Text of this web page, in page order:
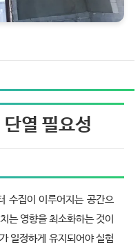
열 필요성
수집이 이루어지는 공간으
는 영향을 최소화하는 것이
일정하게 유지되어야 실험